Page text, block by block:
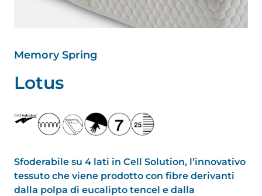
Memory Spring
Lotus
Sfoderabile su 4 lati in Cell Solution, l’innovativo
tessuto che viene prodotto con fibre derivanti
dalla polpa di eucalipto tencel e dalla